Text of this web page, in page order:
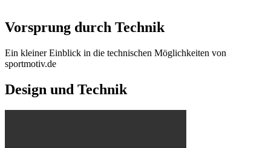
Vorsprung durch Technik
Ein kleiner Einblick in die technischen Möglichkeiten von
sportmotiv.de
Design und Technik